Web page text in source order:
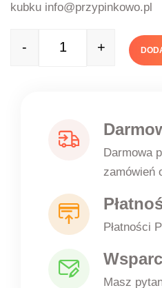
kubku info@przypinkowo.pl
Quantity
- +
Darmowa
zamówień
Płatności
Masz